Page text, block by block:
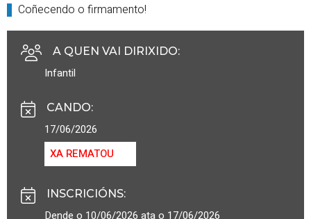
Coñecendo o firmamento!
A QUEN VAI DIRIXIDO:
Infantil
CANDO:
17/06/2026
XA REMATOU
INSCRICIÓNS:
Dende o 10/06/2026 ata o 17/06/2026